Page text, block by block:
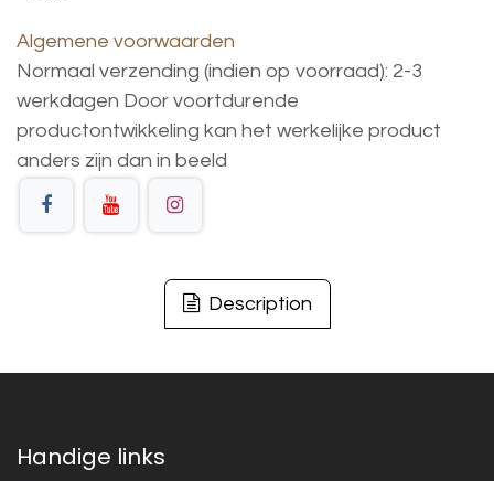
Algemene voorwaarden
Normaal verzending (indien op voorraad): 2-3
werkdagen Door voortdurende
productontwikkeling kan het werkelijke product
anders zijn dan in beeld
Description
Handige links